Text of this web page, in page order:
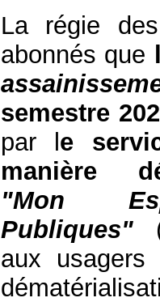
La régie
abonnés que
semestre
par l e
manière
"Mon
Publiques"
aux